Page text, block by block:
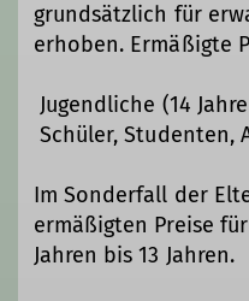
grundsätzlich für
erhoben. Ermäßigte
Jugendliche (14 Jahre
Schüler, Studenten,
Im Sonderfall der
ermäßigten Preise
Jahren bis 13 Jahren.